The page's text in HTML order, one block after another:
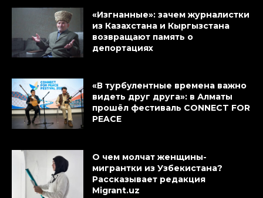
«Изгнанные»: зачем журналистки
из Казахстана и Кыргызстана
возвращают память о
депортациях
«В турбулентные времена важно
видеть друг друга»: в Алматы
прошёл фестиваль CONNECT FOR
PEACE
О чем молчат женщины-
мигрантки из Узбекистана?
Рассказывает редакция
Migrant.uz